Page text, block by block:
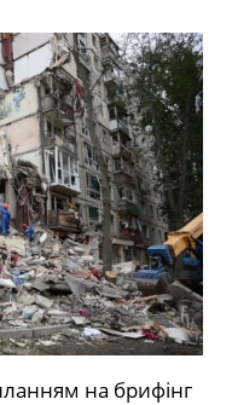
на брифінг